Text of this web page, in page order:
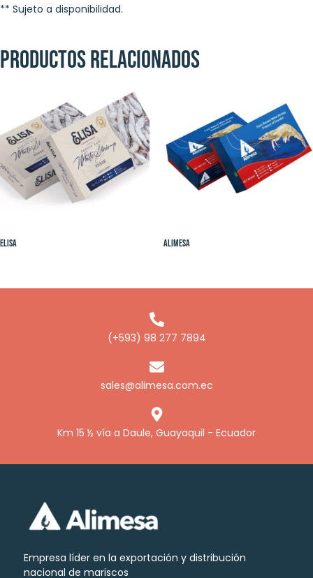
** Sujeto a disponibilidad.
Productos relacionados
Elisa Alimesa
(+593) 98 277 7894
sales@alimesa.com.ec
Km 15 ½ vía a Daule, Guayaquil - Ecuador
Empresa líder en la exportación y distribución
nacional de mariscos